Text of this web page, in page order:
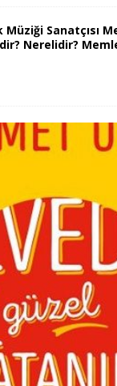
Müziği Sanatçısı
Nerelidir?